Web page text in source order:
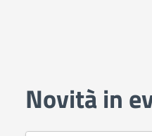
Novità in